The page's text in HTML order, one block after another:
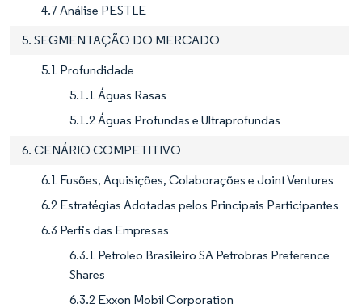
4.7 Análise PESTLE
5. SEGMENTAÇÃO DO MERCADO
5.1 Profundidade
5.1.1 Águas Rasas
5.1.2 Águas Profundas e Ultraprofundas
6. CENÁRIO COMPETITIVO
6.1 Fusões, Aquisições, Colaborações e Joint Ventures
6.2 Estratégias Adotadas pelos Principais Participantes
6.3 Perfis das Empresas
6.3.1 Petroleo Brasileiro SA Petrobras Preference
Shares
6.3.2 Exxon Mobil Corporation